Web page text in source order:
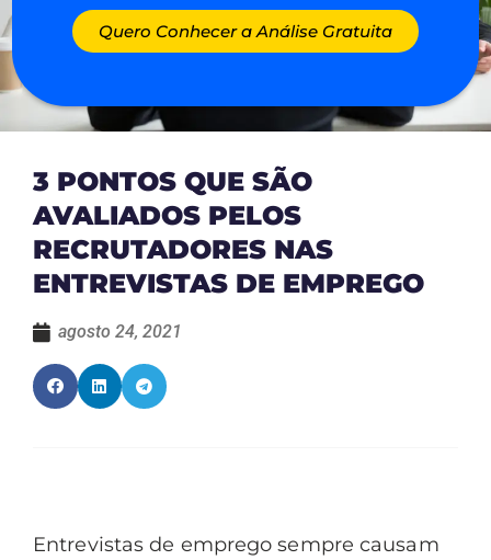
3 PONTOS QUE SÃO
AVALIADOS PELOS
RECRUTADORES NAS
ENTREVISTAS DE EMPREGO
agosto 24, 2021
Entrevistas de emprego sempre causam
Quero Conhecer a Análise Gratuita